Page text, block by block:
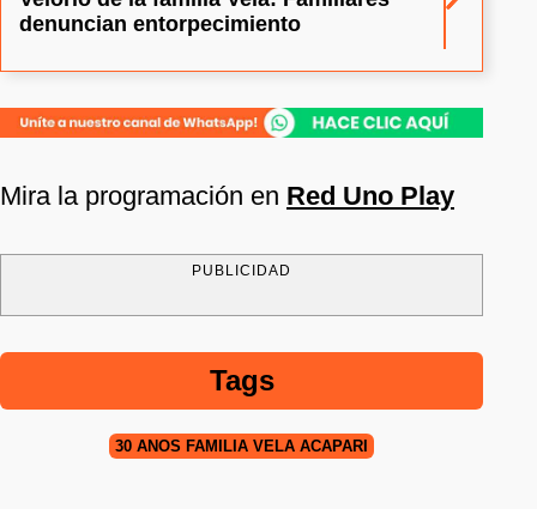
denuncian entorpecimiento
Mira la programación en Red Uno Play
PUBLICIDAD
Tags
30 AÑOS FAMILIA VELA ACAPARI